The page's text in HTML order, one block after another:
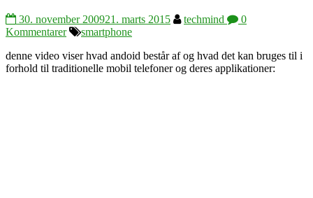
30. november 200921. marts 2015 techmind
0
Kommentarer
smartphone
denne video viser hvad andoid består af og hvad det kan bruges til i
forhold til traditionelle mobil telefoner og deres applikationer: